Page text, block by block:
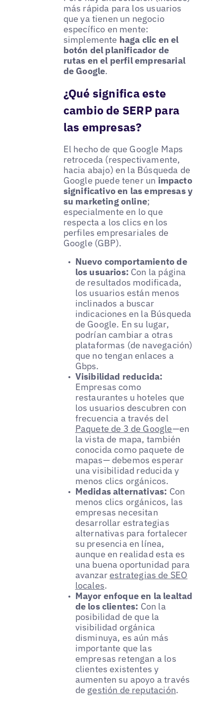
más rápida para los usuarios
que ya tienen un negocio
específico en mente:
simplemente haga clic en el
botón del planificador de
rutas en el perfil empresarial
de Google.
¿Qué significa este
cambio de SERP para
las empresas?
El hecho de que Google Maps
retroceda (respectivamente,
hacia abajo) en la Búsqueda de
Google puede tener un impacto
significativo en las empresas y
su marketing online;
especialmente en lo que
respecta a los clics en los
perfiles empresariales de
Google (GBP).
Nuevo comportamiento de
los usuarios: Con la página
de resultados modificada,
los usuarios están menos
inclinados a buscar
indicaciones en la Búsqueda
de Google. En su lugar,
podrían cambiar a otras
plataformas (de navegación)
que no tengan enlaces a
Gbps.
Visibilidad reducida:
Empresas como
restaurantes u hoteles que
los usuarios descubren con
frecuencia a través del
Paquete de 3 de Google—en
la vista de mapa, también
conocida como paquete de
mapas— debemos esperar
una visibilidad reducida y
menos clics orgánicos.
Medidas alternativas: Con
menos clics orgánicos, las
empresas necesitan
desarrollar estrategias
alternativas para fortalecer
su presencia en línea,
aunque en realidad esta es
una buena oportunidad para
avanzar estrategias de SEO
locales.
Mayor enfoque en la lealtad
de los clientes: Con la
posibilidad de que la
visibilidad orgánica
disminuya, es aún más
importante que las
empresas retengan a los
clientes existentes y
aumenten su apoyo a través
de gestión de reputación.